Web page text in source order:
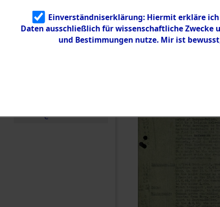
Identifizierun
g
5.3.3
Todesmärsch
e
Einverständniserklärung: Hiermit erkläre
Daten ausschließlich für wissenschaftliche
und Bestimmungen nutze. Mir ist